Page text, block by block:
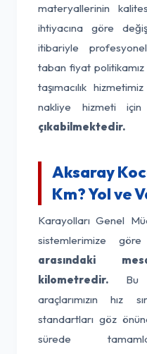
materyallerinin
ihtiyacına göre
itibariyle
taban fiyat
taşımacılık
nakliye hizmeti için
çıkabilmektedir.
Aksaray
Km? Yol ve
Karayolları Genel
sistemlerimize göre
arasındaki
kilometredir. Bu
araçlarımızın hız
standartları göz
sürede